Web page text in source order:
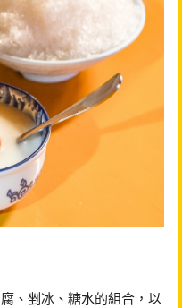
、剉冰、糖水的組合，以